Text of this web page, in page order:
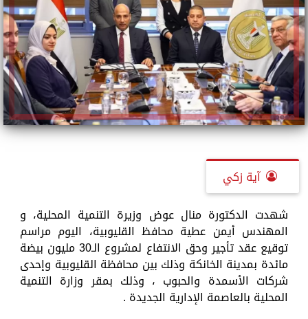
آية زكي
شهدت الدكتورة منال عوض وزيرة التنمية المحلية، و
المهندس أيمن عطية محافظ القليوبية، اليوم مراسم
توقيع عقد تأجير وحق الانتفاع لمشروع الـ30 مليون بيضة
مائدة بمدينة الخانكة وذلك بين محافظة القليوبية وإحدى
شركات الأسمدة والحبوب ، وذلك بمقر وزارة التنمية
المحلية بالعاصمة الإدارية الجديدة .